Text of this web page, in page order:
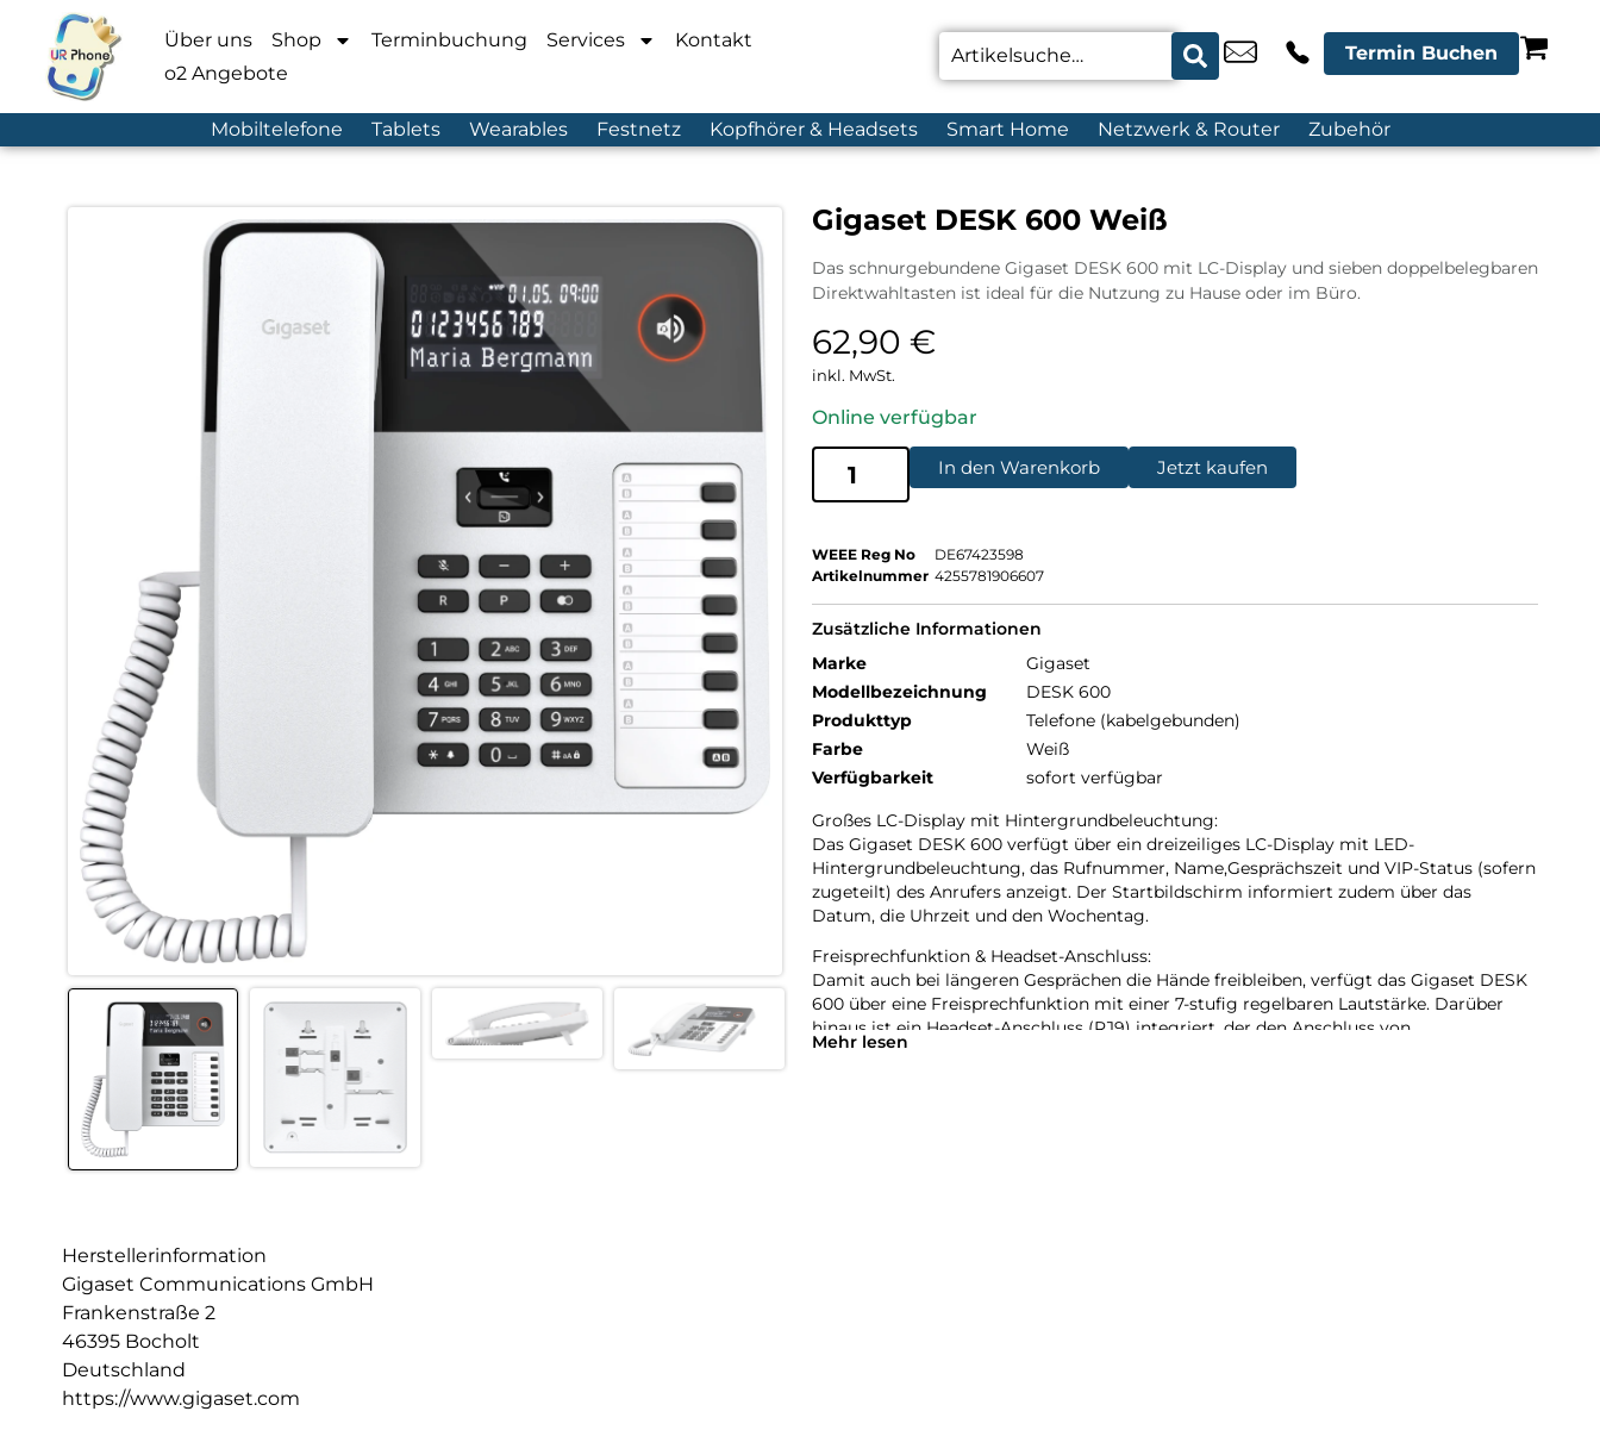
Über uns Shop Terminbuchung Services
Kontakt
o2 Angebote
Termin Buchen
Mobiltelefone Tablets Wearables Festnetz Kopfhörer & Headsets Smart Home Netzwerk & Router Zubehör
Gigaset DESK 600 Weiß
Das schnurgebundene Gigaset DESK 600 mit LC-Display und sieben doppelbelegbaren
Direktwahltasten ist ideal für die Nutzung zu Hause oder im Büro.
62,90 €
inkl. MwSt.
Online verfügbar
In den Warenkorb Jetzt kaufen
WEEE Reg No
DE67423598
Artikelnummer 4255781906607
Zusätzliche Informationen
Marke
Gigaset
Modellbezeichnung
DESK 600
Produkttyp
Telefone (kabelgebunden)
Farbe
Weiß
Verfügbarkeit
sofort verfügbar
Großes LC-Display mit Hintergrundbeleuchtung:
Das Gigaset DESK 600 verfügt über ein dreizeiliges LC-Display mit LED-
Hintergrundbeleuchtung, das Rufnummer, Name,Gesprächszeit und VIP-Status (sofern
zugeteilt) des Anrufers anzeigt. Der Startbildschirm informiert zudem über das
Datum, die Uhrzeit und den Wochentag.
Freisprechfunktion & Headset-Anschluss:
Damit auch bei längeren Gesprächen die Hände freibleiben, verfügt das Gigaset DESK
600 über eine Freisprechfunktion mit einer 7-stufig regelbaren Lautstärke. Darüber
hinaus ist ein Headset-Anschluss (RJ9) integriert, der den Anschluss von
professionellen Headsets ermöglicht.
Mehr lesen
Herstellerinformation
Gigaset Communications GmbH
Frankenstraße 2
46395 Bocholt
Deutschland
https://www.gigaset.com